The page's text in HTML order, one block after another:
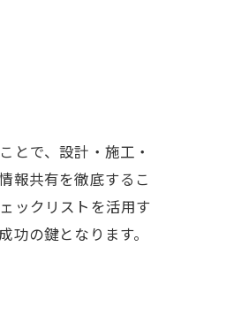
とで、設計・施工・
報共有を徹底するこ
ックリストを活用す
の鍵となります。